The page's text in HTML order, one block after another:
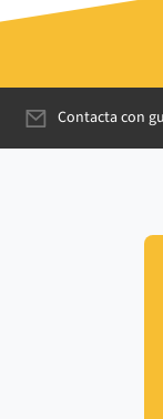
Contacta con